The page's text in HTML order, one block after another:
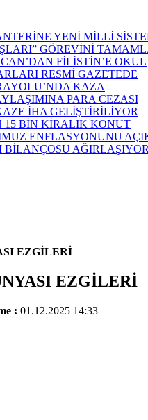
YENİ MİLLİ
GÖREVİNİ
FİLİSTİN’E OKUL
RESMİ GAZETEDE
KAZA
PARA CEZASI
İHA GELİŞTİRİLİYOR
15 BİN KİRALIK KONUT
ENFLASYONUNU
BİLANÇOSU AĞIRLAŞIYOR
EZGİLERİ
EZGİLERİ
: 01.12.2025 14:33